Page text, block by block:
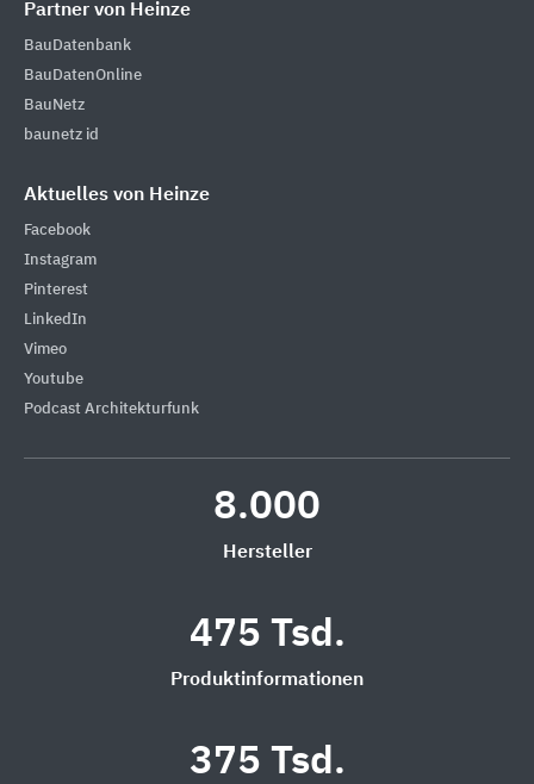
Partner von Heinze
BauDatenbank
BauDatenOnline
BauNetz
baunetz id
Aktuelles von Heinze
Facebook
Instagram
Pinterest
LinkedIn
Vimeo
Youtube
Podcast Architekturfunk
8.000
Hersteller
475 Tsd.
Produktinformationen
375 Tsd.